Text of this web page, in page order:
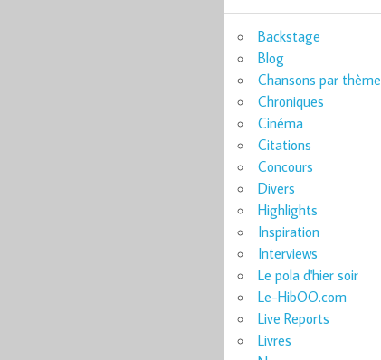
Backstage
Blog
Chansons par thème
Chroniques
Cinéma
Citations
Concours
Divers
Highlights
Inspiration
Interviews
Le pola d'hier soir
Le-HibOO.com
Live Reports
Livres